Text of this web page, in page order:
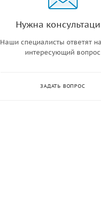
Нужна
Наши специалисты ответят
интересующий вопрос
ЗАДАТЬ ВОПРОС